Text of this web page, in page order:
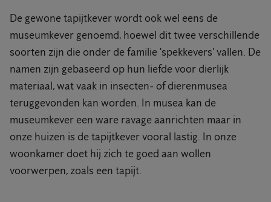
De gewone tapijtkever wordt ook wel eens de
museumkever genoemd, hoewel dit twee verschillende
soorten zijn die onder de familie 'spekkevers' vallen. De
namen zijn gebaseerd op hun liefde voor dierlijk
materiaal, wat vaak in insecten- of dierenmusea
teruggevonden kan worden. In musea kan de
museumkever een ware ravage aanrichten maar in
onze huizen is de tapijtkever vooral lastig. In onze
woonkamer doet hij zich te goed aan wollen
voorwerpen, zoals een tapijt.